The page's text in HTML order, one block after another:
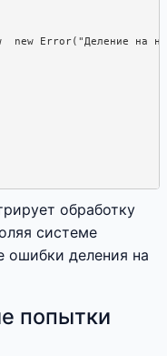
new Error("Деление на
обработку
системе
ошибки деления на
попытки